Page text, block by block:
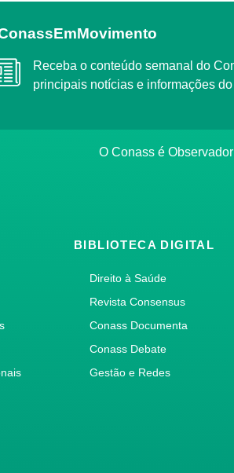
#ConassEmMovimento
Receba o conteúdo semanal do Conass com as
principais notícias e informações
O Conass é
BIBLIOTECA DIGITAL
Direito à Saúde
Revista Consensus
Conass Documenta
Conass Debate
Gestão e Redes